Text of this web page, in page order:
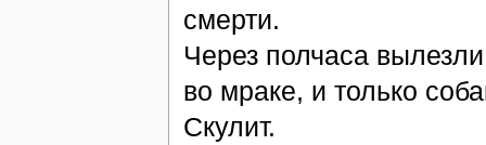
смерти.
Через полчаса
во мраке, и только
Скулит.